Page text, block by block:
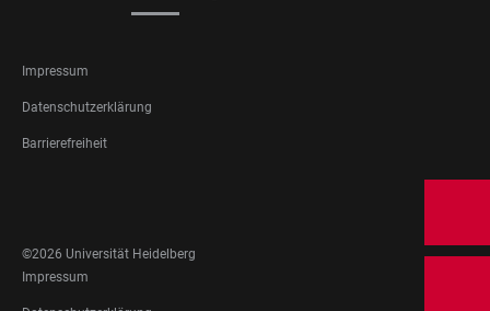
FOOTER
LEGAL
Impressum
Datenschutzerklärung
Barrierefreiheit
MEDIA
©2026 Universität Heidelberg
FOOTER
LEGAL
Impressum